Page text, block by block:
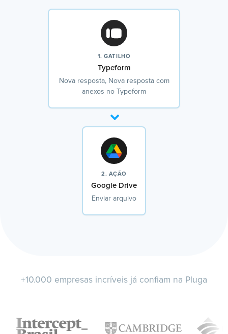
1. GATILHO
Typeform
Nova resposta, Nova resposta com
anexos no Typeform
2. AÇÃO
Google Drive
Enviar arquivo
+10.000 empresas incríveis já confiam na Pluga